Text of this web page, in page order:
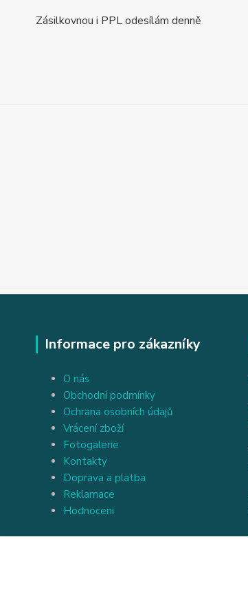
Zásilkovnou i PPL odesílám denně
Informace pro zákazníky
O nás
Obchodní podmínky
Ochrana osobních údajů
Vrácení zboží
Fotogalerie
Kontakty
Doprava a platba
Reklamace
Hodnoceni